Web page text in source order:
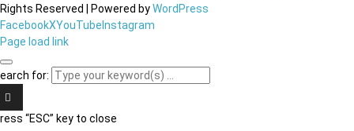
Rights Reserved | Powered byWordPress
FacebookXYouTube Instagram
Page load link
for:
“ESC” key to close